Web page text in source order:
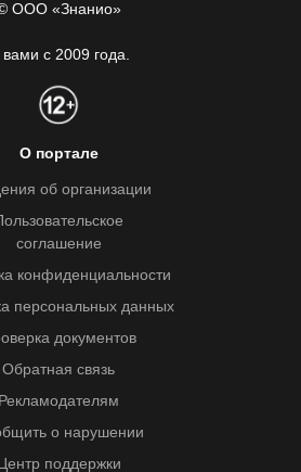
ООО «Знанио»
с 2009 года.
О портале
об организации
соглашение
конфиденциальности
персональных данных
документов
Обратная связь
Рекламодателям
о нарушении
Центр поддержки